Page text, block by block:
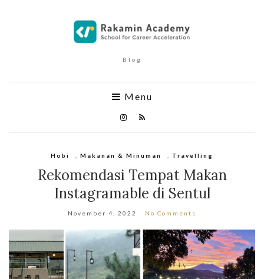
Blog
Menu
Hobi Makanan & Minuman Travelling
Rekomendasi Tempat Makan
Instagramable di Sentul
November 4, 2022 No Comments